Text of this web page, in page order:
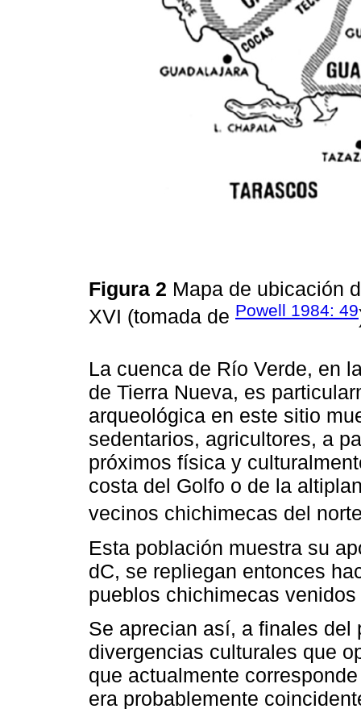
Figura 2 Mapa de ubicación
XVI (tomada de Powell 1984: 49
La cuenca de Río Verde, en
de Tierra Nueva, es
arqueológica en este sitio
sedentarios, agricultores, a
próximos física y
costa del Golfo o de la
vecinos chichimecas del
Esta población muestra su
dC, se repliegan entonces
pueblos chichimecas
Se aprecian así, a finales del
divergencias culturales que
que actualmente
era probablemente